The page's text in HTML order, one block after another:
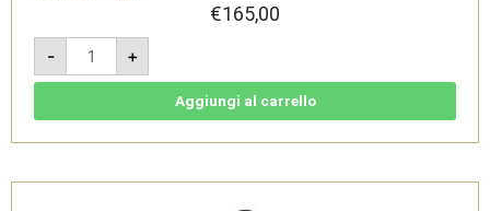
€165,00
-
Montevetrano
2005
-
Colli
Magnum
+
Aggiungi al carrello